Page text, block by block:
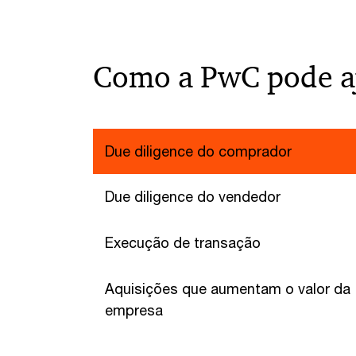
Como a PwC pode
Due diligence do comprador
Due diligence do vendedor
Execução de transação
Aquisições que aumentam o valor da
empresa